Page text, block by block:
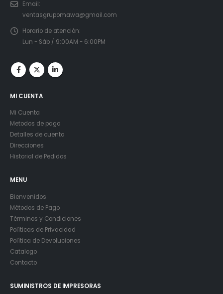
Email:
ventasgrupomawa@gmail.com
Horario de atención:
Lun - Sáb / 9:00AM - 6:00PM
MI CUENTA
Mi Cuenta
Metodos de pago
Detalles de cuenta
Direcciones
Historial de Pedidos
MENU
Bienvenidos
Métodos de Pago
Términos y Condiciones
Políticas de Privacidad
Política de Devoluciones
Catalogo
Contacto
SUMINISTROS DE IMPRESORAS